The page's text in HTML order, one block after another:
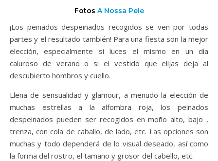
Fotos A Nossa Pele
¡Los peinados despeinados recogidos se ven por todas
partes y el resultado también! Para una fiesta son la mejor
elección, especialmente si luces el mismo en un día
caluroso de verano o si el vestido que elijas deja al
descubierto hombros y cuello.
Llena de sensualidad y glamour, a menudo la elección de
muchas estrellas a la alfombra roja, los peinados
despeinados pueden ser recogidos en moño alto, bajo ,
trenza, con cola de caballo, de lado, etc. Las opciones son
muchas y todo dependerá de lo visual deseado, así como
la forma del rostro, el tamaño y grosor del cabello, etc.